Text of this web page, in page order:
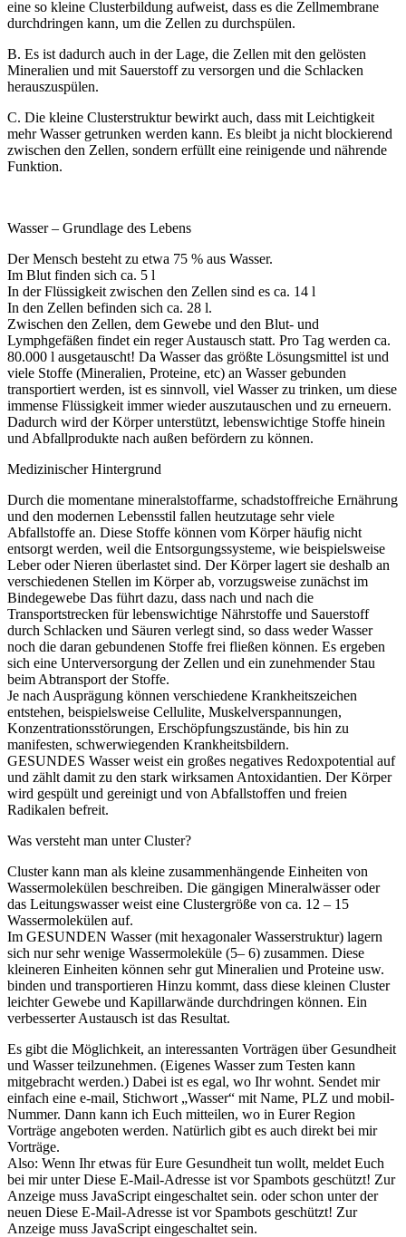
eine so kleine Clusterbildung aufweist, dass es die Zellmembrane
durchdringen kann, um die Zellen zu durchspülen.
B. Es ist dadurch auch in der Lage, die Zellen mit den gelösten
Mineralien und mit Sauerstoff zu versorgen und die Schlacken
herauszuspülen.
C. Die kleine Clusterstruktur bewirkt auch, dass mit Leichtigkeit
mehr Wasser getrunken werden kann. Es bleibt ja nicht blockierend
zwischen den Zellen, sondern erfüllt eine reinigende und nährende
Funktion.
Wasser – Grundlage des Lebens
Der Mensch besteht zu etwa 75 % aus Wasser.
Im Blut finden sich ca. 5 l
In der Flüssigkeit zwischen den Zellen sind es ca. 14 l
In den Zellen befinden sich ca. 28 l.
Zwischen den Zellen, dem Gewebe und den Blut- und
Lymphgefäßen findet ein reger Austausch statt. Pro Tag werden ca.
80.000 l ausgetauscht! Da Wasser das größte Lösungsmittel ist und
viele Stoffe (Mineralien, Proteine, etc) an Wasser gebunden
transportiert werden, ist es sinnvoll, viel Wasser zu trinken, um diese
immense Flüssigkeit immer wieder auszutauschen und zu erneuern.
Dadurch wird der Körper unterstützt, lebenswichtige Stoffe hinein
und Abfallprodukte nach außen befördern zu können.
Medizinischer Hintergrund
Durch die momentane mineralstoffarme, schadstoffreiche Ernährung
und den modernen Lebensstil fallen heutzutage sehr viele
Abfallstoffe an. Diese Stoffe können vom Körper häufig nicht
entsorgt werden, weil die Entsorgungssysteme, wie beispielsweise
Leber oder Nieren überlastet sind. Der Körper lagert sie deshalb an
verschiedenen Stellen im Körper ab, vorzugsweise zunächst im
Bindegewebe Das führt dazu, dass nach und nach die
Transportstrecken für lebenswichtige Nährstoffe und Sauerstoff
durch Schlacken und Säuren verlegt sind, so dass weder Wasser
noch die daran gebundenen Stoffe frei fließen können. Es ergeben
sich eine Unterversorgung der Zellen und ein zunehmender Stau
beim Abtransport der Stoffe.
Je nach Ausprägung können verschiedene Krankheitszeichen
entstehen, beispielsweise Cellulite, Muskelverspannungen,
Konzentrationsstörungen, Erschöpfungszustände, bis hin zu
manifesten, schwerwiegenden Krankheitsbildern.
GESUNDES Wasser weist ein großes negatives Redoxpotential auf
und zählt damit zu den stark wirksamen Antoxidantien. Der Körper
wird gespült und gereinigt und von Abfallstoffen und freien
Radikalen befreit.
Was versteht man unter Cluster?
Cluster kann man als kleine zusammenhängende Einheiten von
Wassermolekülen beschreiben. Die gängigen Mineralwässer oder
das Leitungswasser weist eine Clustergröße von ca. 12 – 15
Wassermolekülen auf.
Im GESUNDEN Wasser (mit hexagonaler Wasserstruktur) lagern
sich nur sehr wenige Wassermoleküle (5– 6) zusammen. Diese
kleineren Einheiten können sehr gut Mineralien und Proteine usw.
binden und transportieren Hinzu kommt, dass diese kleinen Cluster
leichter Gewebe und Kapillarwände durchdringen können. Ein
verbesserter Austausch ist das Resultat.
Es gibt die Möglichkeit, an interessanten Vorträgen über Gesundheit
und Wasser teilzunehmen. (Eigenes Wasser zum Testen kann
mitgebracht werden.) Dabei ist es egal, wo Ihr wohnt. Sendet mir
einfach eine e-mail, Stichwort „Wasser“ mit Name, PLZ und mobil-
Nummer. Dann kann ich Euch mitteilen, wo in Eurer Region
Vorträge angeboten werden. Natürlich gibt es auch direkt bei mir
Vorträge.
Also: Wenn Ihr etwas für Eure Gesundheit tun wollt, meldet Euch
bei mir unterDiese E-Mail-Adresse ist vor Spambots geschützt! Zur
Anzeige muss JavaScript eingeschaltet sein. oder schon unter der
neuen Diese E-Mail-Adresse ist vor Spambots geschützt! Zur
Anzeige muss JavaScript eingeschaltet sein.